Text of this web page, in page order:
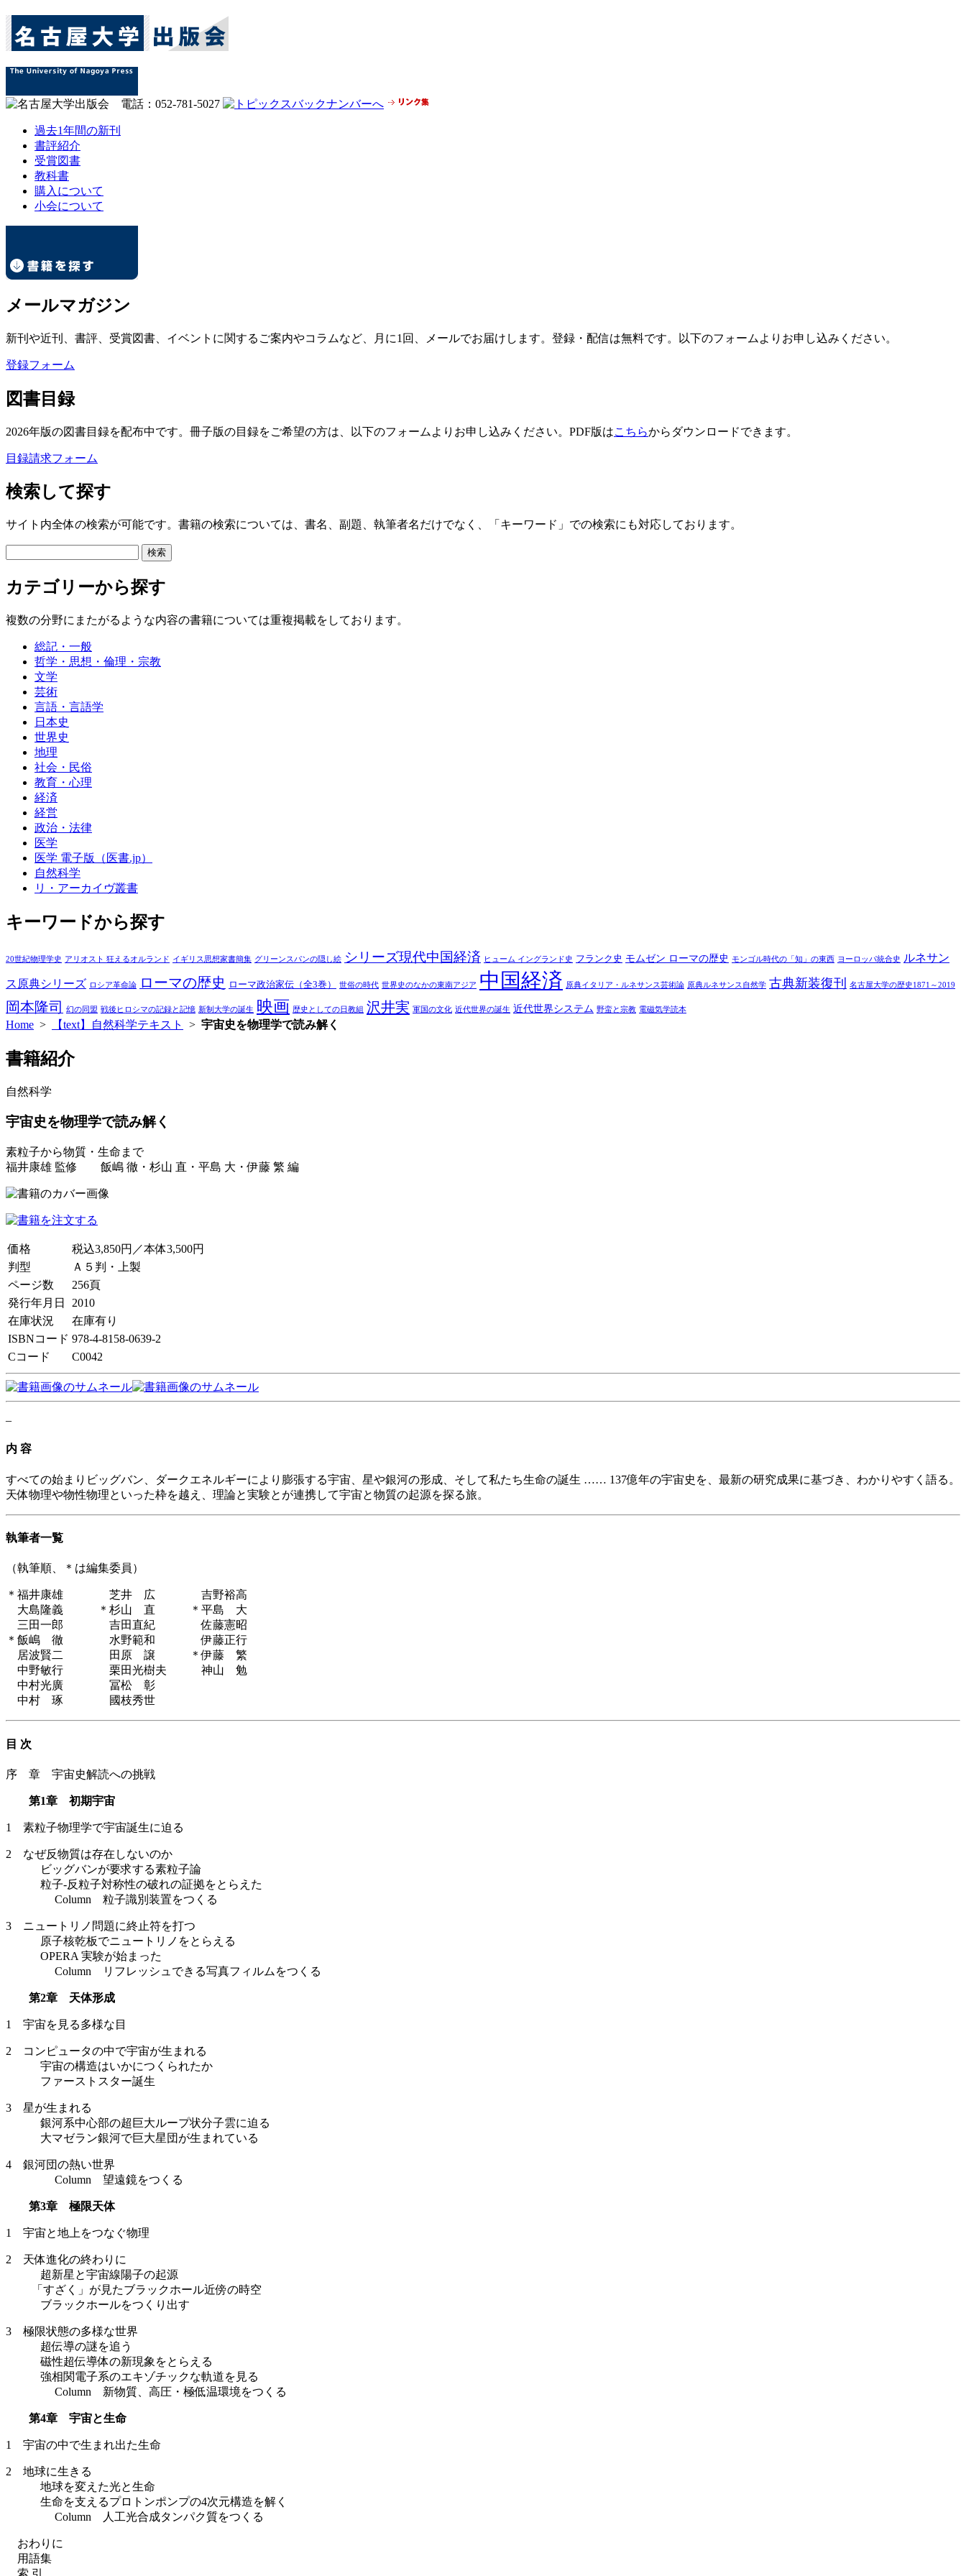
過去1年間の新刊
書評紹介
受賞図書
教科書
購入について
小会について
メールマガジン
新刊や近刊、書評、受賞図書、イベントに関するご案内やコラムなど、月に1回、メールでお届けします。登録・配信は無料です。以下のフォームよりお申し込みください。
登録フォーム
図書目録
2026年版の図書目録を配布中です。冊子版の目録をご希望の方は、以下のフォームよりお申し込みください。PDF版はこちらからダウンロードできます。
目録請求フォーム
検索して探す
サイト内全体の検索が可能です。書籍の検索については、書名、副題、執筆者名だけでなく、「キーワード」での検索にも対応しております。
カテゴリーから探す
複数の分野にまたがるような内容の書籍については重複掲載をしております。
総記・一般
哲学・思想・倫理・宗教
文学
芸術
言語・言語学
日本史
世界史
地理
社会・民俗
教育・心理
経済
経営
政治・法律
医学
医学 電子版（医書.jp）
自然科学
リ・アーカイヴ叢書
キーワードから探す
20世紀物理学史 アリオスト 狂えるオルランド イギリス思想家書簡集 グリーンスパンの隠し絵 シリーズ現代中国経済 ヒューム イングランド史 フランク史 モムゼン ローマの歴史 モンゴル時代の「知」の東西 ヨーロッパ統合史 ルネサン
ス原典シリーズ ロシア革命論 ローマの歴史 ローマ政治家伝（全3巻） 世俗の時代 世界史のなかの東南アジア 中国経済 原典イタリア・ルネサンス芸術論 原典ルネサンス自然学 古典新装復刊 名古屋大学の歴史1871～2019
岡本隆司 幻の同盟 戦後ヒロシマの記録と記憶 新制大学の誕生 映画 歴史としての日教組 沢井実 軍国の文化 近代世界の誕生 近代世界システム 野蛮と宗教 電磁気学読本
Home > 【text】自然科学テキスト > 宇宙史を物理学で読み解く
書籍紹介
自然科学
宇宙史を物理学で読み解く
素粒子から物質・生命まで
福井康雄 監修 飯嶋 徹・杉山 直・平島 大・伊藤 繁 編
価格
税込3,850円／本体3,500円
判型
Ａ５判・上製
ページ数
256頁
発行年月日
2010
在庫状況
在庫有り
ISBNコード 978-4-8158-0639-2
Cコード
C0042
–
内 容
すべての始まりビッグバン、ダークエネルギーにより膨張する宇宙、星や銀河の形成、そして私たち生命の誕生 …… 137億年の宇宙史を、最新の研究成果に基づき、わかりやすく語る。
天体物理や物性物理といった枠を越え、理論と実験とが連携して宇宙と物質の起源を探る旅。
執筆者一覧
（執筆順、＊は編集委員）
＊福井康雄 芝井 広 吉野裕高
大島隆義 ＊杉山 直 ＊平島 大
三田一郎 吉田直紀 佐藤憲昭
＊飯嶋 徹 水野範和 伊藤正行
居波賢二 田原 譲 ＊伊藤 繁
中野敏行 栗田光樹夫 神山 勉
中村光廣 冨松 彰
中村 琢 國枝秀世
目 次
序 章 宇宙史解読への挑戦
第1章 初期宇宙
1 素粒子物理学で宇宙誕生に迫る
2 なぜ反物質は存在しないのか
ビッグバンが要求する素粒子論
粒子-反粒子対称性の破れの証拠をとらえた
Column 粒子識別装置をつくる
3 ニュートリノ問題に終止符を打つ
原子核乾板でニュートリノをとらえる
OPERA 実験が始まった
Column リフレッシュできる写真フィルムをつくる
第2章 天体形成
1 宇宙を見る多様な目
2 コンピュータの中で宇宙が生まれる
宇宙の構造はいかにつくられたか
ファーストスター誕生
3 星が生まれる
銀河系中心部の超巨大ループ状分子雲に迫る
大マゼラン銀河で巨大星団が生まれている
4 銀河団の熱い世界
Column 望遠鏡をつくる
第3章 極限天体
1 宇宙と地上をつなぐ物理
2 天体進化の終わりに
超新星と宇宙線陽子の起源
「すざく」が見たブラックホール近傍の時空
ブラックホールをつくり出す
3 極限状態の多様な世界
超伝導の謎を追う
磁性超伝導体の新現象をとらえる
強相関電子系のエキゾチックな軌道を見る
Column 新物質、高圧・極低温環境をつくる
第4章 宇宙と生命
1 宇宙の中で生まれ出た生命
2 地球に生きる
地球を変えた光と生命
生命を支えるプロトンポンプの4次元構造を解く
Column 人工光合成タンパク質をつくる
おわりに
用語集
索 引